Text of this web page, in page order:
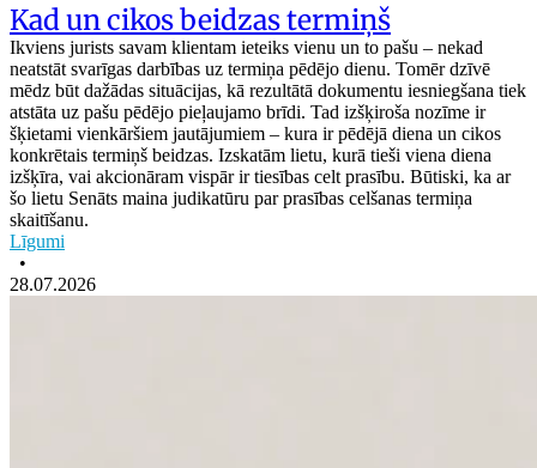
Kad un cikos beidzas termiņš
Ikviens jurists savam klientam ieteiks vienu un to pašu – nekad
neatstāt svarīgas darbības uz termiņa pēdējo dienu. Tomēr dzīvē
mēdz būt dažādas situācijas, kā rezultātā dokumentu iesniegšana tiek
atstāta uz pašu pēdējo pieļaujamo brīdi. Tad izšķiroša nozīme ir
šķietami vienkāršiem jautājumiem – kura ir pēdējā diena un cikos
konkrētais termiņš beidzas. Izskatām lietu, kurā tieši viena diena
izšķīra, vai akcionāram vispār ir tiesības celt prasību. Būtiski, ka ar
šo lietu Senāts maina judikatūru par prasības celšanas termiņa
skaitīšanu.
Līgumi
•
28.07.2026